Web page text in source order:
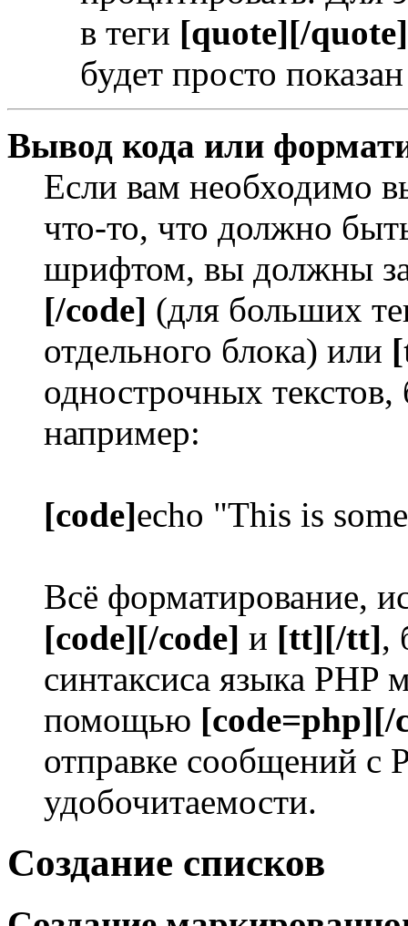
в теги [quote][/quote]
будет просто
Вывод кода или
Если вам необходимо
что-то, что должно
шрифтом, вы должны
[/code] (для больших
отдельного блока) или
однострочных текстов,
например:
[code]echo "This is
Всё форматирование,
[code][/code] и [tt][/tt],
синтаксиса языка PHP
помощью [code=php][/
отправке сообщений с
удобочитаемости.
Создание списков